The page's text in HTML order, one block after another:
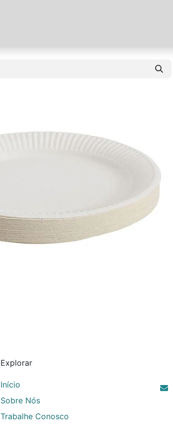
Explorar
Início
Sobre Nós
Trabalhe Conosco